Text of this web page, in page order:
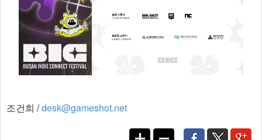
조건희 /desk@gameshot.net